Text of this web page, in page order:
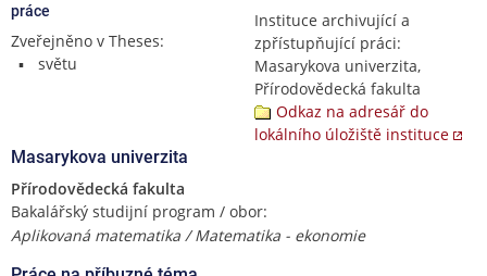
práce
Zveřejněno v Theses:
světu
Instituce archivující a
zpřístupňující práci:
Masarykova univerzita,
Přírodovědecká fakulta
Odkaz na adresář do
lokálního úložiště instituce
Masarykova univerzita
Přírodovědecká fakulta
Bakalářský studijní program / obor:
Aplikovaná matematika / Matematika - ekonomie